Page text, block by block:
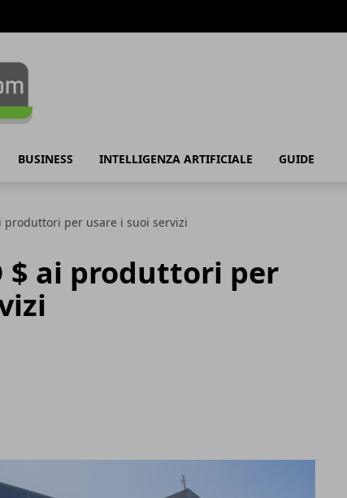
BUSINESS INTELLIGENZA ARTIFICIALE GUIDE
produttori per usare i suoi servizi
$ ai produttori per